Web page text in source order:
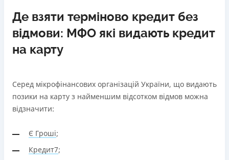
Де взяти терміново кредит без
відмови: МФО які видають кредит
на карту
Серед мікрофінансових організацій України, що видають
позики на карту з найменшим відсотком відмов можна
відзначити:
Є Гроші;
Кредит7;